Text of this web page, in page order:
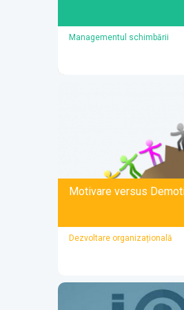
DETALII
Managementul schimbării
O serie de două ateliere ce îți
proces de transformare
atitudinea ta față de
abilitățile de a face față
rapid și mai eficient.
DETALII
Motivare versus
Dezvoltare organizațională
Motivare versus